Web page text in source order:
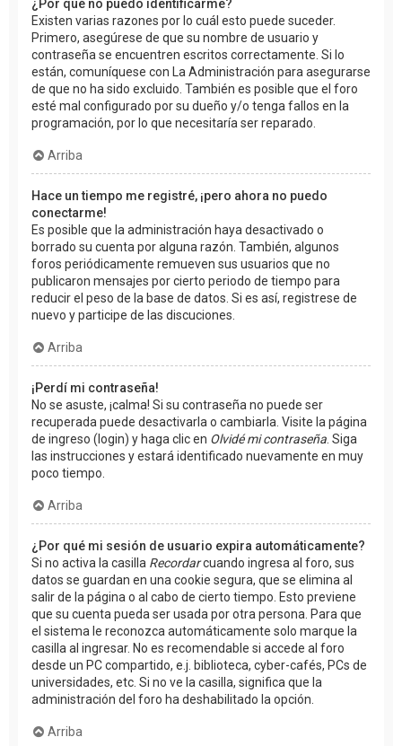
¿Por qué no puedo identificarme?
Existen varias razones por lo cuál esto puede suceder.
Primero, asegúrese de que su nombre de usuario y
contraseña se encuentren escritos correctamente. Si lo
están, comuníquese con La Administración para asegurarse
de que no ha sido excluido. También es posible que el foro
esté mal configurado por su dueño y/o tenga fallos en la
programación, por lo que necesitaría ser reparado.
Arriba
Hace un tiempo me registré, ¡pero ahora no puedo
conectarme!
Es posible que la administración haya desactivado o
borrado su cuenta por alguna razón. También, algunos
foros periódicamente remueven sus usuarios que no
publicaron mensajes por cierto periodo de tiempo para
reducir el peso de la base de datos. Si es así, registrese de
nuevo y participe de las discuciones.
Arriba
¡Perdí mi contraseña!
No se asuste, ¡calma! Si su contraseña no puede ser
recuperada puede desactivarla o cambiarla. Visite la página
de ingreso (login) y haga clic en Olvidé mi contraseña . Siga
las instrucciones y estará identificado nuevamente en muy
poco tiempo.
Arriba
¿Por qué mi sesión de usuario expira automáticamente?
Si no activa la casilla Recordarcuando ingresa al foro, sus
datos se guardan en una cookie segura, que se elimina al
salir de la página o al cabo de cierto tiempo. Esto previene
que su cuenta pueda ser usada por otra persona. Para que
el sistema le reconozca automáticamente solo marque la
casilla al ingresar. No es recomendable si accede al foro
desde un PC compartido, e.j. biblioteca, cyber-cafés, PCs de
universidades, etc. Si no ve la casilla, significa que la
administración del foro ha deshabilitado la opción.
Arriba